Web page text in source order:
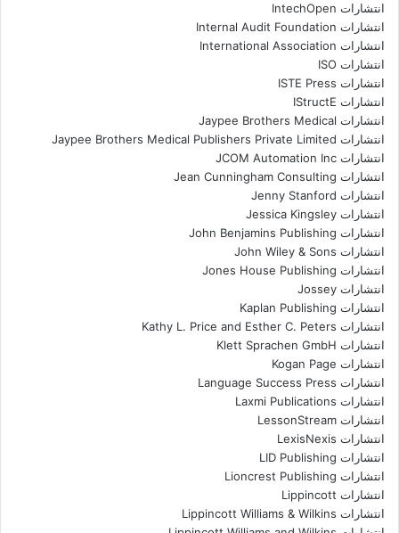
انتشارات IntechOpen
انتشارات Internal Audit Foundation
انتشارات International Association
انتشارات ISO
انتشارات ISTE Press
انتشارات IStructE
انتشارات Jaypee Brothers Medical
انتشارات Jaypee Brothers Medical Publishers Private Limited
انتشارات JCOM Automation Inc
انتشارات Jean Cunningham Consulting
انتشارات Jenny Stanford
انتشارات Jessica Kingsley
انتشارات John Benjamins Publishing
انتشارات John Wiley & Sons
انتشارات Jones House Publishing
انتشارات Jossey
انتشارات Kaplan Publishing
انتشارات Kathy L. Price and Esther C. Peters
انتشارات Klett Sprachen GmbH
انتشارات Kogan Page
انتشارات Language Success Press
انتشارات Laxmi Publications
انتشارات LessonStream
انتشارات LexisNexis
انتشارات LID Publishing
انتشارات Lioncrest Publishing
انتشارات Lippincott
انتشارات Lippincott Williams & Wilkins